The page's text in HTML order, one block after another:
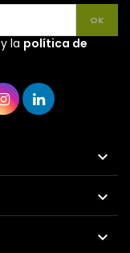
y la política de


